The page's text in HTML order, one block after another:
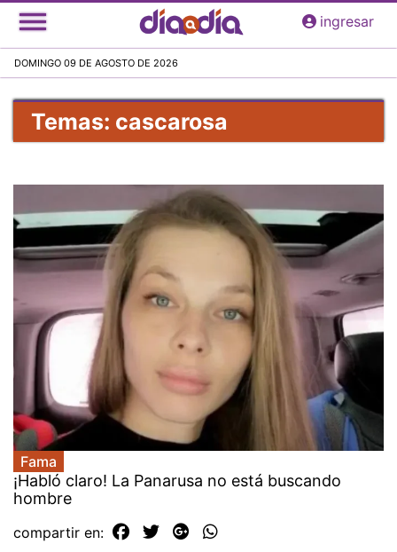
Pasar
al
principal
ingresar
DOMINGO 09 DE AGOSTO DE 2026
Temas: cascarosa
Fama
¡Habló claro! La Panarusa no está buscando
hombre
compartir en: